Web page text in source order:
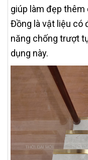
giúp làm đẹp thêm
Đồng là vật liệu có
năng chống trượt
dụng này.